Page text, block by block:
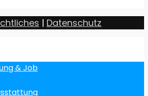
| Datenschutz
& Job